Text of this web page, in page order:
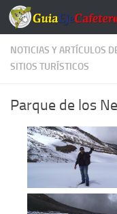
Saltar al contenido
NOTICIAS Y ARTÍCULOS
SITIOS TURÍSTICOS
Parque de los